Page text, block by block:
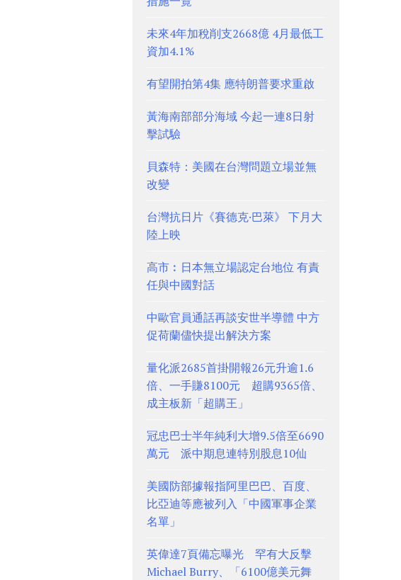
未來4年加稅削支2668億 4月最低工
資加4.1%
有望開拍第4集 應特朗普要求重啟
黃海南部部分海域 今起一連8日射
擊試驗
貝森特：美國在台灣問題立場並無
改變
台灣抗日片《賽德克·巴萊》 下月大
陸上映
高市︰日本無立場認定台地位 有責
任與中國對話
中歐官員通話再談安世半導體 中方
促荷蘭儘快提出解決方案
量化派2685首掛開報26元升逾1.6
倍、一手賺8100元 超購9365倍、
成主板新「超購王」
冠忠巴士半年純利大增9.5倍至6690
萬元 派中期息連特別股息10仙
美國防部據報指阿里巴巴、百度、
比亞迪等應被列入「中國軍事企業
名單」
英偉達7頁備忘曝光 罕有大反擊
Michael Burry、「6100億美元舞